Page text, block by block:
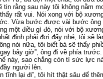
tin rằng sau này tôi không nằm
rất vui. Nói xong với bộ
Vừa bước được vài bước ông
một điều gì đó, nói với bộ
định phải đợi đấy nhé, tôi sẽ
nói nữa, tôi biết bà sẽ thấy
bây giờ”, ông đi về phía trước.
này, sao chẳng còn tí sức lực
người lên.
tĩnh lại đi”, tôi hít thật sâu để